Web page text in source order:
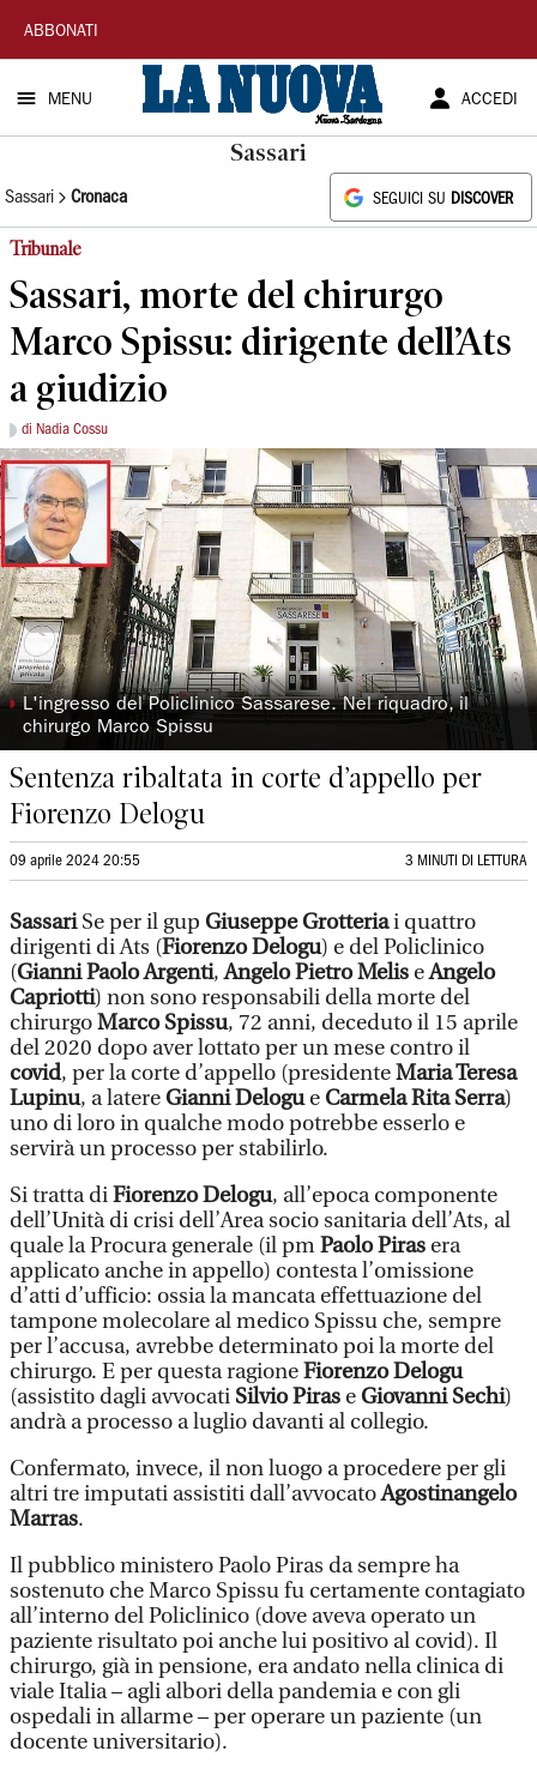
La
Nuova
Sardegna
ABBONATI
MENU ACCEDI
Sassari
Sassari Cronaca SEGUICI SU DISCOVER
Tribunale
Sassari, morte del chirurgo
Marco Spissu: dirigente dell’Ats
a giudizio
di Nadia Cossu
◗L'ingresso del Policlinico Sassarese. Nel riquadro, il
chirurgo Marco Spissu
Sentenza ribaltata in corte d’appello per
Fiorenzo Delogu
09 aprile 2024 20:55 3 MINUTI DI LETTURA
SassariSe per il gup Giuseppe Grotteriai quattro
dirigenti di Ats (Fiorenzo Delogu) e del Policlinico
(Gianni Paolo Argenti,Angelo Pietro Melis eAngelo
Capriotti) non sono responsabili della morte del
chirurgoMarco Spissu, 72 anni, deceduto il 15 aprile
del 2020 dopo aver lottato per un mese contro il
covid, per la corte d’appello (presidenteMaria Teresa
Lupinu, a latereGianni Delogue Carmela Rita Serra)
uno di loro in qualche modo potrebbe esserlo e
servirà un processo per stabilirlo.
Si tratta diFiorenzo Delogu, all’epoca componente
dell’Unità di crisi dell’Area socio sanitaria dell’Ats, al
quale la Procura generale (il pmPaolo Piras era
applicato anche in appello) contesta l’omissione
d’atti d’ufficio: ossia la mancata effettuazione del
tampone molecolare al medico Spissu che, sempre
per l’accusa, avrebbe determinato poi la morte del
chirurgo. E per questa ragioneFiorenzo Delogu
(assistito dagli avvocati Silvio Piras eGiovanni Sechi)
andrà a processo a luglio davanti al collegio.
Confermato, invece, il non luogo a procedere per gli
altri tre imputati assistiti dall’avvocatoAgostinangelo
Marras.
Il pubblico ministero Paolo Piras da sempre ha
sostenuto che Marco Spissu fu certamente contagiato
all’interno del Policlinico (dove aveva operato un
paziente risultato poi anche lui positivo al covid). Il
chirurgo, già in pensione, era andato nella clinica di
viale Italia – agli albori della pandemia e con gli
ospedali in allarme – per operare un paziente (un
docente universitario).